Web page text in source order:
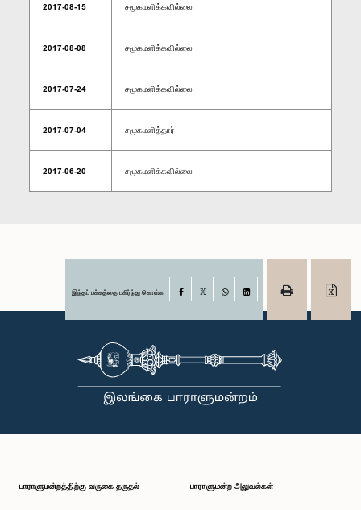
2017-08-15 சமூகமளிக்கவில்லை
2017-08-08 சமூகமளிக்கவில்லை
2017-07-24 சமூகமளிக்கவில்லை
2017-07-04 சமூகமளித்தார்
2017-06-20 சமூகமளிக்கவில்லை
இந்தப் பக்கத்தை பகிர்ந்து கொள்க Facebook
பாராளுமன்றத்திற்கு வருகை தருதல் பாராளுமன்ற அலுவல்கள்